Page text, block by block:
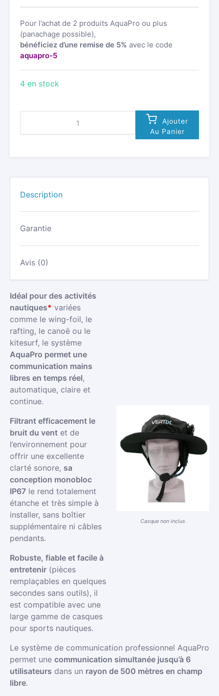
Pour l’achat de 2 produits AquaPro ou plus
(panachage possible),
bénéficiez d’une remise de 5% avec le code
aquapro-5
4 en stock
AQUAPRO
NAUTIQUES
VERSION
Ajouter
Au Panier
Description
Garantie
Avis (0)
Idéal pour des activités
nautiques* variées
comme le wing-foil, le
rafting, le canoë ou le
kitesurf, le système
AquaPro permet une
communication mains
libres en temps réel,
automatique, claire et
continue.
Filtrant efficacement le
bruit du vent et de
l’environnement pour
offrir une excellente
clarté sonore, sa
conception monobloc
IP67 le rend totalement
étanche et très simple à
installer, sans boîtier
supplémentaire ni câbles
pendants.
Robuste, fiable et facile à
entretenir (pièces
remplaçables en quelques
secondes sans outils), il
est compatible avec une
large gamme de casques
pour sports nautiques.
Casque non inclus
Le système de communication professionnel AquaPro
permet une communication simultanée jusqu’à 6
utilisateurs dans un rayon de 500 mètres en champ
libre.